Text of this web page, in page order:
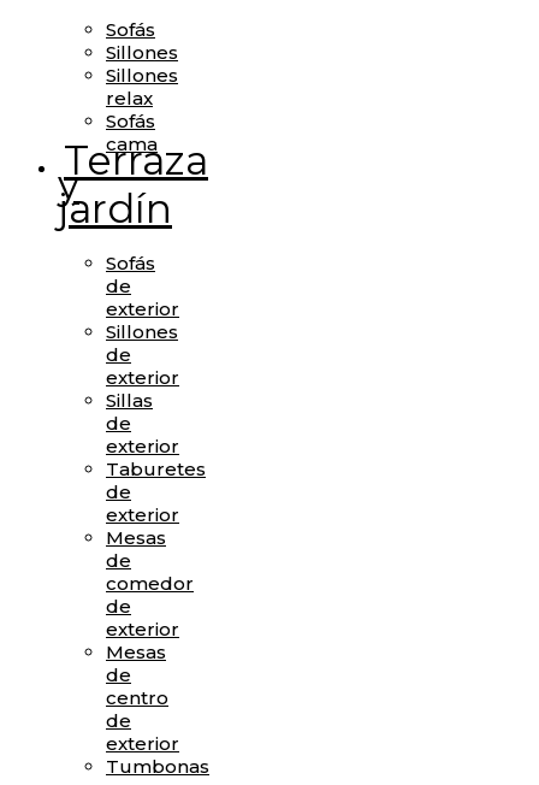
Sofás
Sillones
Sillones
relax
Sofás
cama
Terraza
y
jardín
Sofás
de
exterior
Sillones
de
exterior
Sillas
de
exterior
Taburetes
de
exterior
Mesas
de
comedor
de
exterior
Mesas
de
centro
de
exterior
Tumbonas